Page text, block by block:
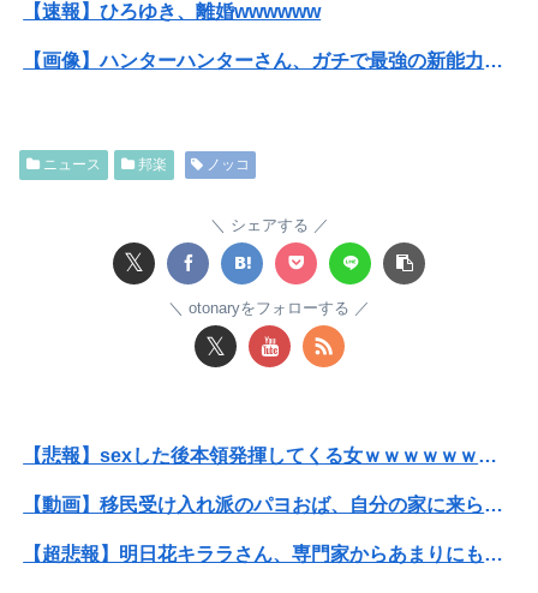
【速報】ひろゆき、離婚wwwwww
【画像】ハンターハンターさん、ガチで最強の新能力を登場させてしまうｗｗｗｗｗｗｗ
泥ママ「もういいじゃない！私だって傷ついてるのに！」→盗みを責められた泥ママがまさかの被害者アピール。その言い分に周囲から笑いが漏れてしまい…
【日向坂46】今回はお手頃価格？日向坂46とBEAMSのコラボが決定！！
国連事務総長「お金がありません。このままでは国連が完全崩壊します。助けて下さい」
ニュース 邦楽 ノッコ
シェアする
𝕏
otonaryをフォローする
𝕏
【悲報】sexした後本領発揮してくる女ｗｗｗｗｗｗｗｗｗｗwwww
【動画】移民受け入れ派のパヨおば、自分の家に来られたら全力で拒否るｗｗｗｗｗｗｗｗｗｗ
【超悲報】明日花キララさん、専門家からあまりにも非情な一言を告げられる